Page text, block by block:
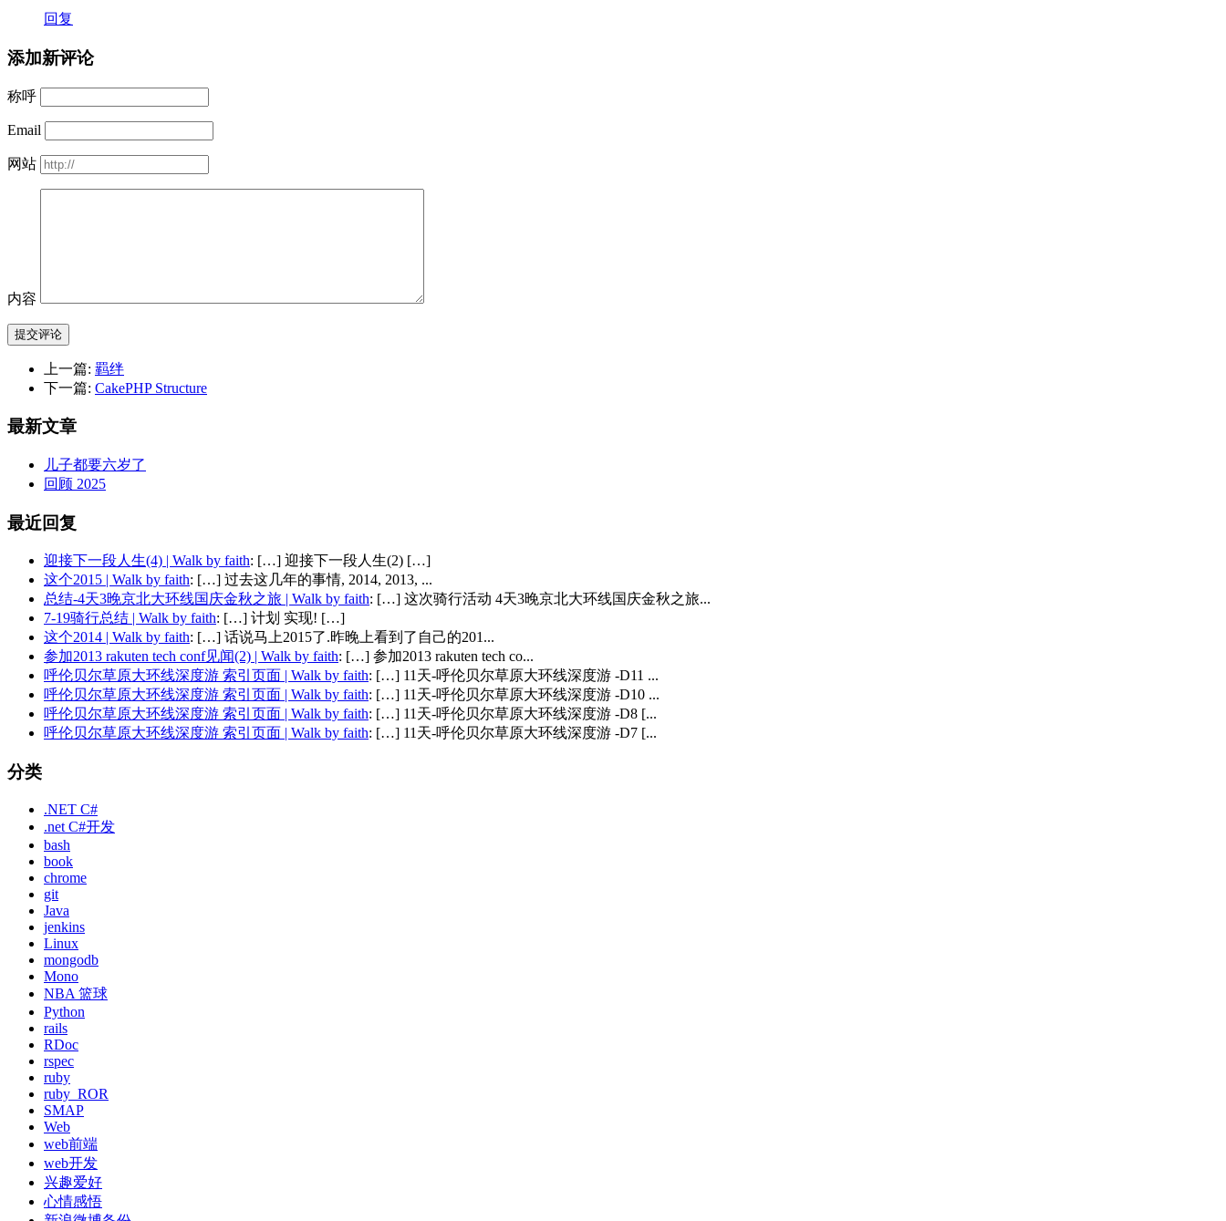
回复
添加新评论
称呼
Email
网站
内容
提交评论
上一篇: 羁绊
下一篇: CakePHP Structure
最新文章
儿子都要六岁了
回顾 2025
最近回复
迎接下一段人生(4) | Walk by faith: […] 迎接下一段人生(2) […]
这个2015 | Walk by faith: […] 过去这几年的事情, 2014, 2013, ...
总结-4天3晚京北大环线国庆金秋之旅 | Walk by faith: […] 这次骑行活动 4天3晚京北大环线国庆金秋之旅...
7-19骑行总结 | Walk by faith: […] 计划 实现! […]
这个2014 | Walk by faith: […] 话说马上2015了.昨晚上看到了自己的201...
参加2013 rakuten tech conf见闻(2) | Walk by faith: […] 参加2013 rakuten tech co...
呼伦贝尔草原大环线深度游 索引页面 | Walk by faith: […] 11天-呼伦贝尔草原大环线深度游 -D11 ...
呼伦贝尔草原大环线深度游 索引页面 | Walk by faith: […] 11天-呼伦贝尔草原大环线深度游 -D10 ...
呼伦贝尔草原大环线深度游 索引页面 | Walk by faith: […] 11天-呼伦贝尔草原大环线深度游 -D8 [...
呼伦贝尔草原大环线深度游 索引页面 | Walk by faith: […] 11天-呼伦贝尔草原大环线深度游 -D7 [...
分类
.NET C#
.net C#开发
bash
book
chrome
git
Java
jenkins
Linux
mongodb
Mono
NBA 篮球
Python
rails
RDoc
rspec
ruby
ruby_ROR
SMAP
Web
web前端
web开发
兴趣爱好
心情感悟